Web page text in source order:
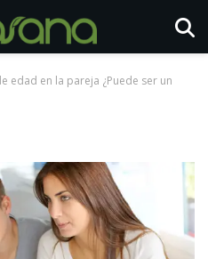
edad en la pareja ¿Puede ser un